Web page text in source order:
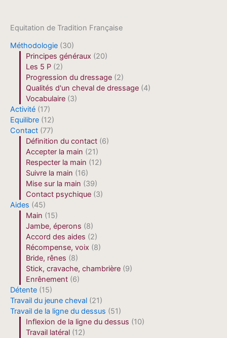
Equitation de Tradition Française
Méthodologie (30)
Principes généraux (20)
Les 5 P (2)
Progression du dressage (2)
Qualités d'un cheval de dressage (4)
Vocabulaire (3)
Activité (17)
Equilibre (12)
Contact (77)
Définition du contact (6)
Accepter la main (21)
Respecter la main (12)
Suivre la main (16)
Mise sur la main (39)
Contact psychique (3)
Aides (45)
Main (15)
Jambe, éperons (8)
Accord des aides (2)
Récompense, voix (8)
Bride, rênes (8)
Stick, cravache, chambrière (9)
Enrênement (6)
Détente (15)
Travail du jeune cheval (21)
Travail de la ligne du dessus (51)
Inflexion de la ligne du dessus (10)
Travail latéral (12)